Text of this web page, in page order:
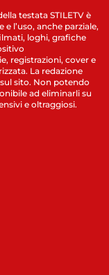
testata STILETV è
l’uso, anche parziale,
loghi, grafiche
registrazioni, cover e
La redazione
sito. Non potendo
ad eliminarli su
e oltraggiosi.